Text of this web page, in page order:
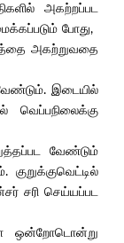
அகற்றப்பட
போது,
அகற்றுவதை
இடையில்
வெப்பநிலைக்கு
வேண்டும்
சரி செய்யப்பட
ஒன்றோடொன்று